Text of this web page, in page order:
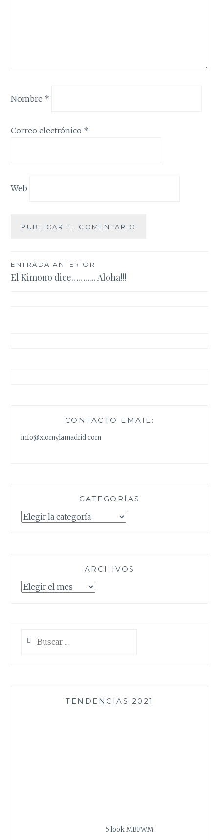
Nombre *
Correo electrónico *
Web
Navegación
de
ENTRADA ANTERIOR
El Kimono dice……….. Aloha!!!
CONTACTO EMAIL:
info@xiomylamadrid.com
CATEGORÍAS
Categorías
ARCHIVOS
Archivos
TENDENCIAS 2021
5 look MBFWM